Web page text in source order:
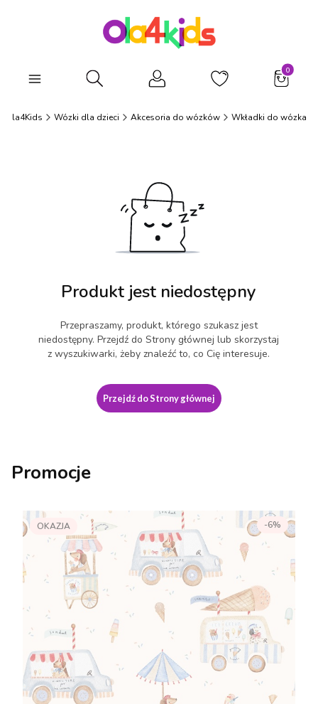
Otwórz wyszukiwarkę
Ola4Kids Wózki dla dzieci Akcesoria do wózków Wkładki do wózka
Produkt jest niedostępny
Przepraszamy, produkt, którego szukasz jest
niedostępny. Przejdź do Strony głównej lub skorzystaj
z wyszukiwarki, żeby znaleźć to, co Cię interesuje.
Przejdź do Strony głównej
Promocje
OKAZJA -6%